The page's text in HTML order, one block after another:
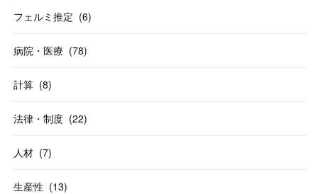
フェルミ推定 (6)
病院・医療 (78)
計算 (8)
法律・制度 (22)
人材 (7)
生産性 (13)